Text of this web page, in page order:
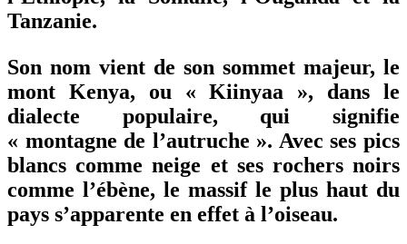
Tanzanie.
Son nom vient de son sommet majeur, le
mont Kenya, ou « Kiinyaa », dans le
dialecte populaire, qui signifie
« montagne de l’autruche ». Avec ses pics
blancs comme neige et ses rochers noirs
comme l’ébène, le massif le plus haut du
pays s’apparente en effet à l’oiseau.